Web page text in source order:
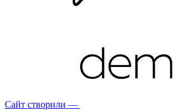
Сайт створили —